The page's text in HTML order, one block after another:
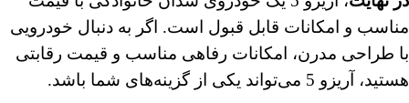
مناسب و امکانات قابل قبول است. اگر به دنبال خودرویی
با طراحی مدرن، امکانات رفاهی مناسب و قیمت رقابتی
هستید، آریزو 5 می‌تواند یکی از گزینه‌های شما باشد.